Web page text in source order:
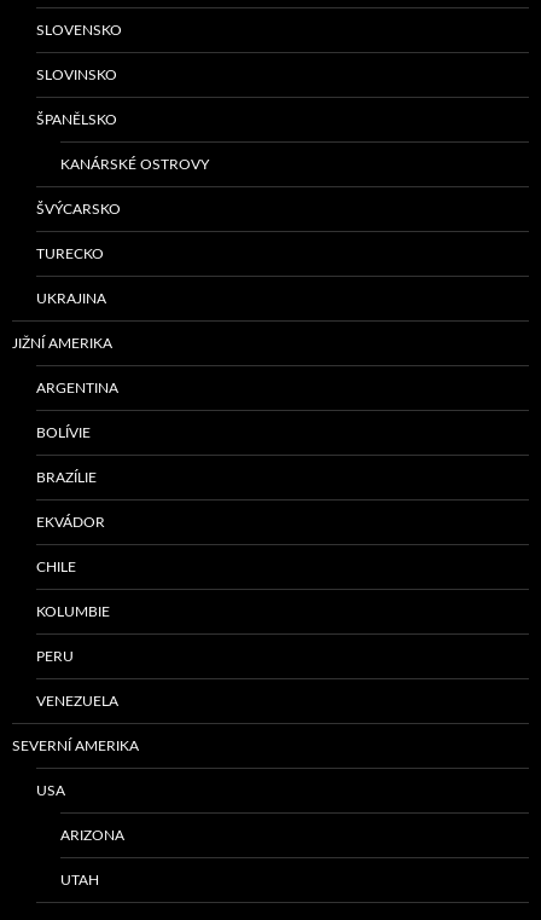
SLOVENSKO
SLOVINSKO
ŠPANĚLSKO
KANÁRSKÉ OSTROVY
ŠVÝCARSKO
TURECKO
UKRAJINA
JIŽNÍ AMERIKA
ARGENTINA
BOLÍVIE
BRAZÍLIE
EKVÁDOR
CHILE
KOLUMBIE
PERU
VENEZUELA
SEVERNÍ AMERIKA
USA
ARIZONA
UTAH